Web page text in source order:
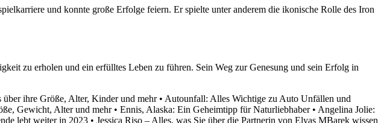
und konnte große Erfolge feiern. Er spielte unter anderem die ikonische Rolle des Iron
zu erholen und ein erfülltes Leben zu führen. Sein Weg zur Genesung und sein Erfolg in
ihre Größe, Alter, Kinder und mehr• Autounfall: Alles Wichtige zu Auto Unfällen und
Gewicht, Alter und mehr• Ennis, Alaska: Ein Geheimtipp für Naturliebhaber• Angelina Jolie:
lebt weiter in 2023 • Jessica Riso – Alles, was Sie über die Partnerin von Elyas MBarek wissen